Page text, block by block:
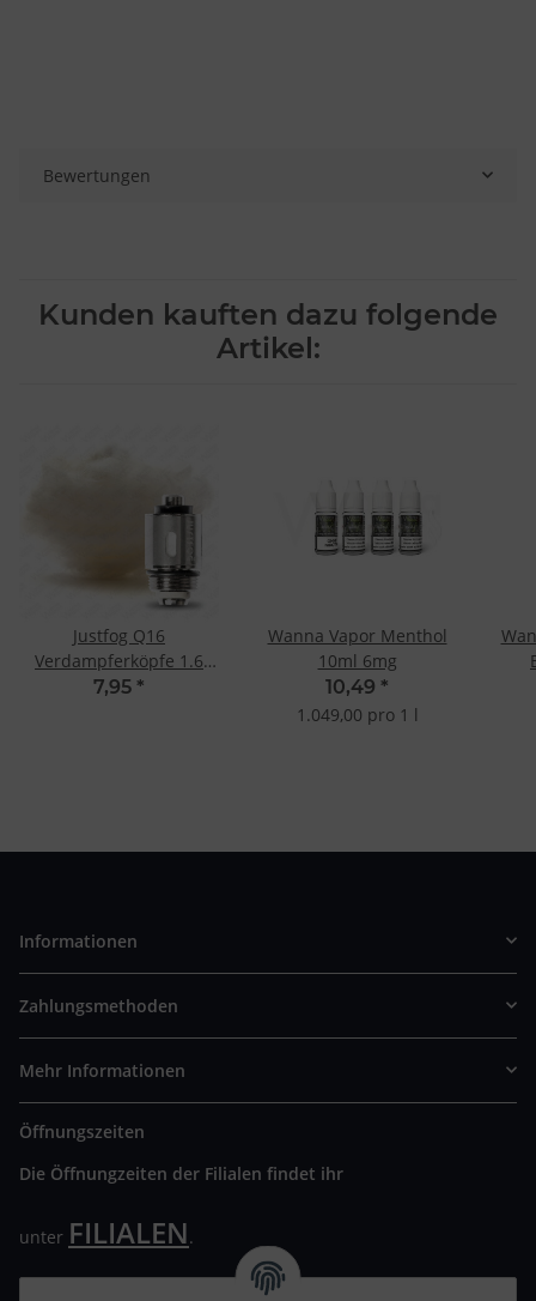
Bewertungen
Kunden kauften dazu folgende
Artikel:
Justfog Q16
Verdampferköpfe 1.6
Ohm (5 Stk.)
7,95 *
Wanna Vapor Menthol
10ml 6mg
10,49 *
1.049,00 pro 1 l
Informationen
Zahlungsmethoden
Mehr Informationen
Öffnungszeiten
Die Öffnungzeiten der Filialen findet ihr
unter FILIALEN.
Wir freuen uns auf Euren Besuch. Bitte beachtet die